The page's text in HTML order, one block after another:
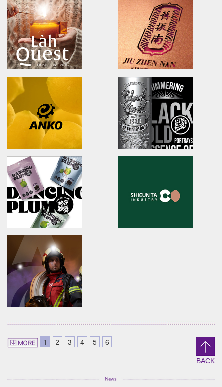
NA LIAN BADMINTON TEAM
brand identity/logo design
澄涼羽毛球隊/品牌識別形象策略
Ching Yuan tea
brand identity/logo design/
慈心淨源茶/品牌探索.識別/包裝設
U-long
brand identity/logo design/packaging
友良紡織/品牌識別/包裝設計/行銷規範
ibiopen
brand identity/logo design/
ibiopen/品牌識別/包裝設計/行銷
LahQuest
LahQuest
哈囉地球/品牌形象識別/減碳包裝策略/品牌定位舊振南/品牌識別規範手冊/品牌系
Anko
brand identity/logo design/packaging
安口食品機械/品牌識別/包裝設計/行銷規範
DANCING PLUM
brand identity/logo design/packaging
信義鄉農會/梅子跳舞/產品識別/包裝設計/宣傳影
Shieun_Ta
brand identity/logo design/
上森實業/品牌識別/包裝設計/行銷
1 2 3 4 5 6
BACK